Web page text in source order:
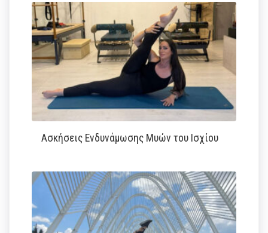
Ασκήσεις Ενδυνάμωσης Μυών του Ισχίου